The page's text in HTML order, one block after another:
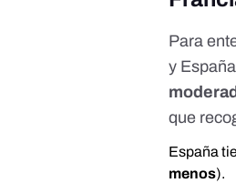
Para
y
que
España
menos).